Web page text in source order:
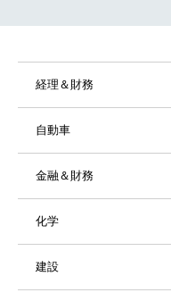
経理＆財務
自動車
金融＆財務
化学
建設